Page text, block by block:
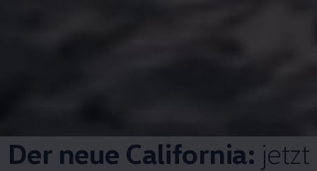
Der neue California: jetzt